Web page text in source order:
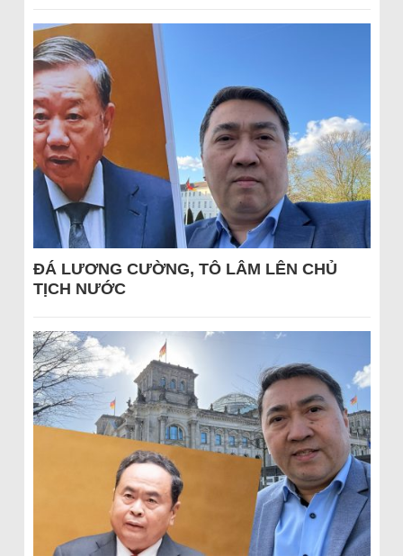
ĐÁ LƯƠNG CƯỜNG, TÔ LÂM LÊN CHỦ
TỊCH NƯỚC